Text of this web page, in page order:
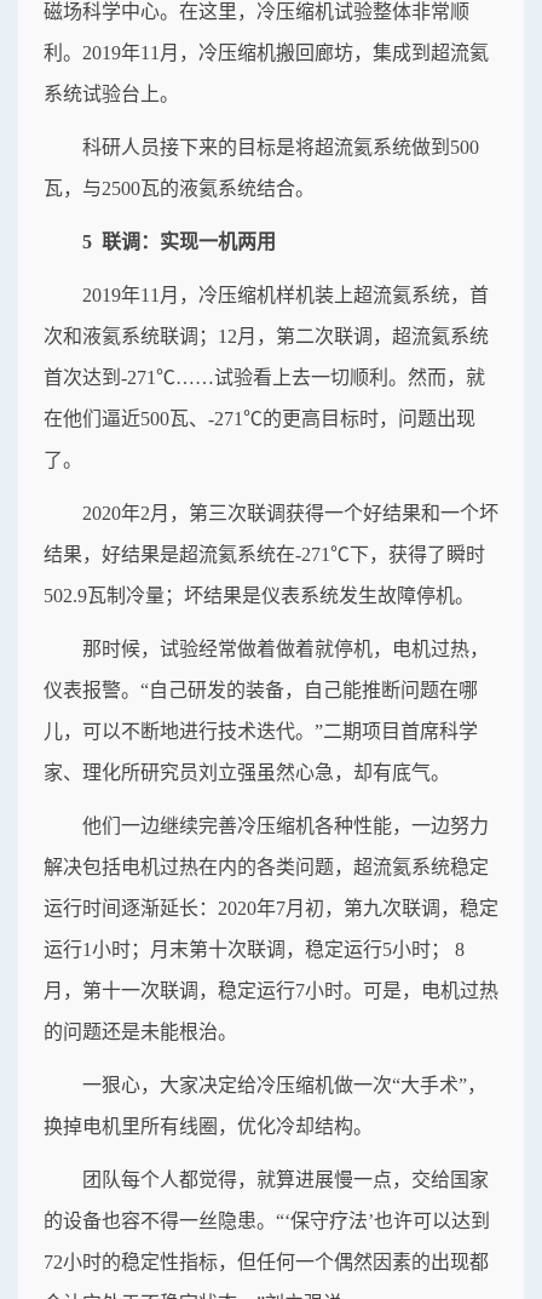
磁场科学中心。在这里，冷压缩机试验整体非常顺
利。2019年11月，冷压缩机搬回廊坊，集成到超流氦
系统试验台上。
科研人员接下来的目标是将超流氦系统做到500
瓦，与2500瓦的液氦系统结合。
5 联调：实现一机两用
2019年11月，冷压缩机样机装上超流氦系统，首
次和液氦系统联调；12月，第二次联调，超流氦系统
首次达到-271℃……试验看上去一切顺利。然而，就
在他们逼近500瓦、-271℃的更高目标时，问题出现
了。
2020年2月，第三次联调获得一个好结果和一个坏
结果，好结果是超流氦系统在-271℃下，获得了瞬时
502.9瓦制冷量；坏结果是仪表系统发生故障停机。
那时候，试验经常做着做着就停机，电机过热，
仪表报警。“自己研发的装备，自己能推断问题在哪
儿，可以不断地进行技术迭代。”二期项目首席科学
家、理化所研究员刘立强虽然心急，却有底气。
他们一边继续完善冷压缩机各种性能，一边努力
解决包括电机过热在内的各类问题，超流氦系统稳定
运行时间逐渐延长：2020年7月初，第九次联调，稳定
运行1小时；月末第十次联调，稳定运行5小时； 8
月，第十一次联调，稳定运行7小时。可是，电机过热
的问题还是未能根治。
一狠心，大家决定给冷压缩机做一次“大手术”，
换掉电机里所有线圈，优化冷却结构。
团队每个人都觉得，就算进展慢一点，交给国家
的设备也容不得一丝隐患。“‘保守疗法’也许可以达到
72小时的稳定性指标，但任何一个偶然因素的出现都